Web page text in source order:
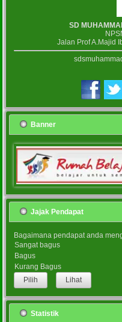
SD
Jalan Prof A.Majid
Banner
Jajak Pendapat
Bagaimana pendapat anda
Sangat bagus
Bagus
Kurang Bagus
Lihat
Statistik